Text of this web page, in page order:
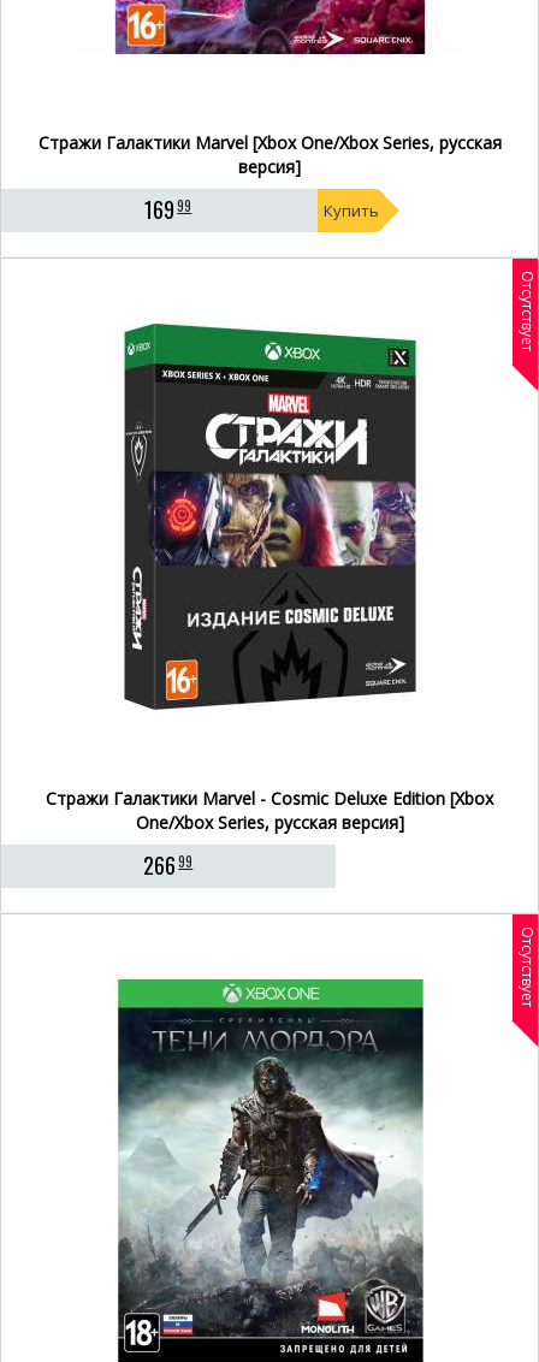
Стражи Галактики Marvel [Xbox One/Xbox Series, русская
версия]
16999 Купить
Отсутствует
Стражи Галактики Marvel - Cosmic Deluxe Edition [Xbox
One/Xbox Series, русская версия]
26699
Отсутствует